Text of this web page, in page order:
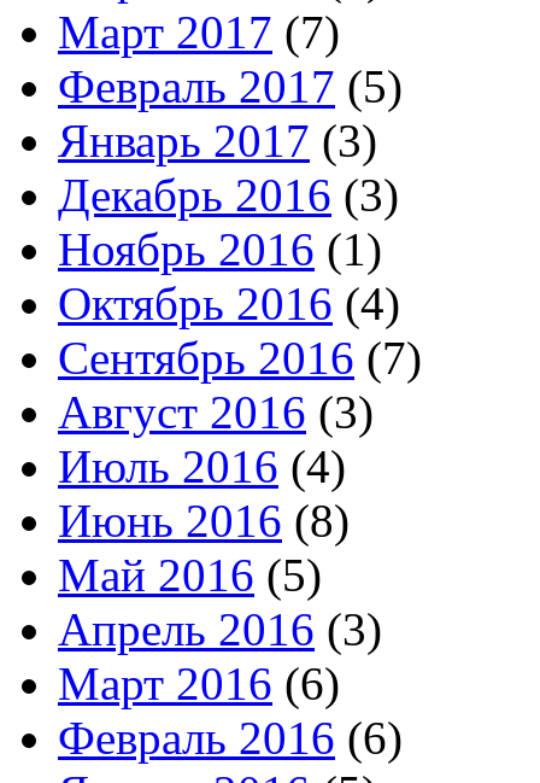
Март 2017 (7)
Февраль 2017 (5)
Январь 2017 (3)
Декабрь 2016 (3)
Ноябрь 2016 (1)
Октябрь 2016 (4)
Сентябрь 2016 (7)
Август 2016 (3)
Июль 2016 (4)
Июнь 2016 (8)
Май 2016 (5)
Апрель 2016 (3)
Март 2016 (6)
Февраль 2016 (6)